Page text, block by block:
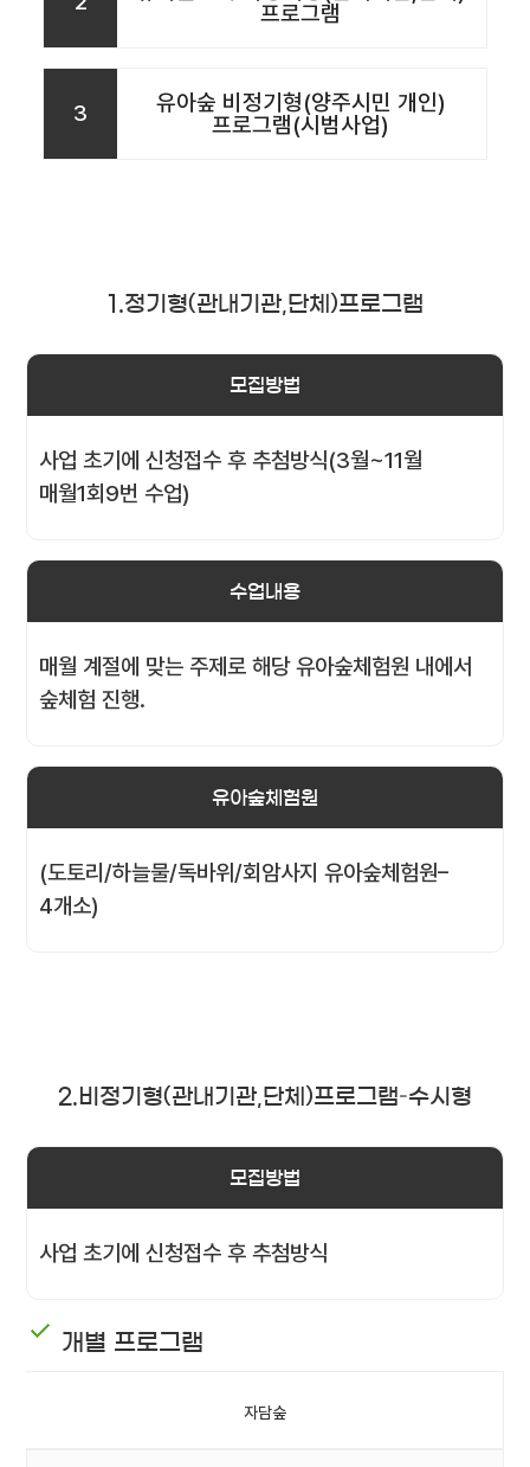
프로그램
3
유아숲 비정기형(양주시민 개인)
프로그램(시범사업)
1.정기형(관내기관,단체)프로그램
모집방법
사업 초기에 신청접수 후 추첨방식(3월~11월
매월1회9번 수업)
수업내용
매월 계절에 맞는 주제로 해당 유아숲체험원 내에서
숲체험 진행.
유아숲체험원
(도토리/하늘물/독바위/회암사지 유아숲체험원–
4개소)
2.비정기형(관내기관,단체)프로그램–수시형
모집방법
사업 초기에 신청접수 후 추첨방식
개별 프로그램
자담숲